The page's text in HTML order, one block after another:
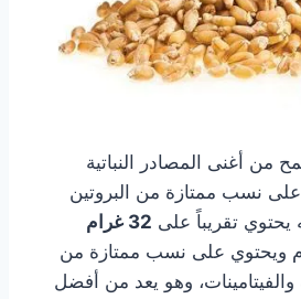
من أغنى المصادر النباتية
على نسب ممتازة من البروتين
يحتوي تقريباً على
32 غرام
غرام ويحتوي على نسب ممتازة من
والفيتامينات، وهو يعد من أفضل